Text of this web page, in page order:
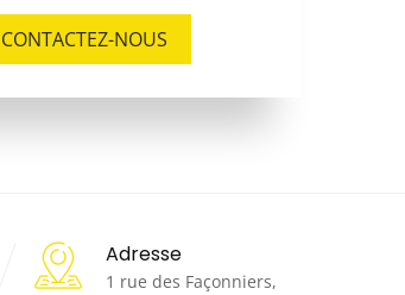
CONTACTEZ-NOUS
Adresse
1 rue des Façonniers,